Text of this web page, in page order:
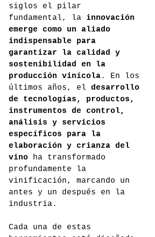
siglos el pilar
fundamental, la innovación
emerge como un aliado
indispensable para
garantizar la calidad y
sostenibilidad en la
producción vinícola. En los
últimos años, el desarrollo
de tecnologías, productos,
instrumentos de control,
análisis y servicios
específicos para la
elaboración y crianza del
vino ha transformado
profundamente la
vinificación, marcando un
antes y un después en la
industria.
Cada una de estas